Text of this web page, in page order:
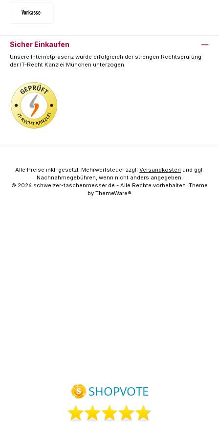
Sicher Einkaufen
Unsere Internetpräsenz wurde erfolgreich der strengen Rechtsprüfung
der IT-Recht Kanzlei München unterzogen.
Alle Preise inkl. gesetzl. Mehrwertsteuer zzgl. Versandkosten und ggf.
Nachnahmegebühren, wenn nicht anders angegeben.
© 2026 schweizer-taschenmesser.de - Alle Rechte vorbehalten. Theme
by ThemeWare®